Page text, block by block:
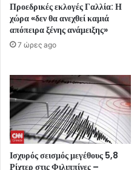
Προεδρικές εκλογές Γαλλία: Η
χώρα «δεν θα ανεχθεί καμιά
απόπειρα ξένης ανάμειξης»
7 ώρες ago
Ισχυρός σεισμός μεγέθους 5,8
Ρίχτερ στις Φιλιππίνες –